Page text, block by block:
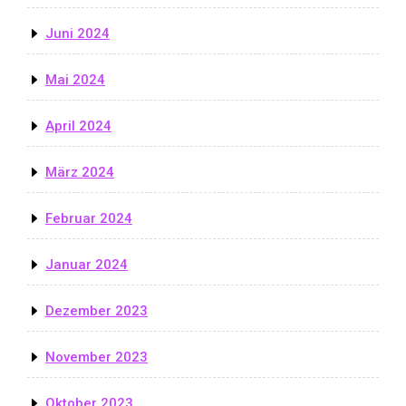
Juni 2024
Mai 2024
April 2024
März 2024
Februar 2024
Januar 2024
Dezember 2023
November 2023